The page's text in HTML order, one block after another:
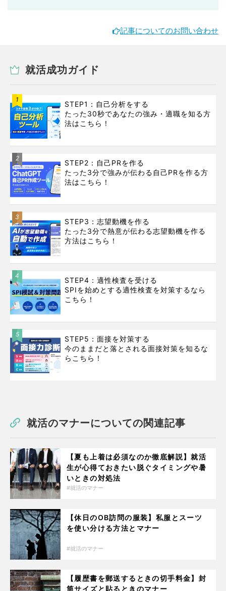
記事についてのお問い合わせ
就活成功ガイド
1
STEP1：自己分析をする
たった30秒であなたの強み・適職を知る方
法はこちら！
2
STEP2：自己PRを作る
たった3分で強みが伝わる自己PRを作る方
法はこちら！
3
STEP3：志望動機を作る
たった3分で熱意が伝わる志望動機を作る
方法はこちら！
4
STEP4：適性検査を受ける
SPIを始めとする適性検査を対策するなら
こちら！
5
STEP5：面接を対策する
今のままだと落とされる面接対策を知るな
らこちら！
就活のマナーについての関連記事
【夏も上着は必須なのか徹底解説】就活
生が心得ておきたい脱ぐタイミングや暑
いときの対処法
就活のマナー
【休日のOB訪問の服装】私服とスーツ
を使い分ける方法とマナー
就活のマナー
【履歴書を郵送するときの切手料金】封
筒サイズと貼るときのマナー